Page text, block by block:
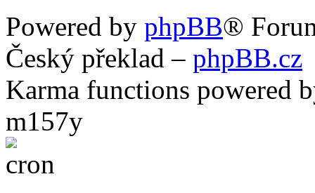
Powered by phpBB®
Český překlad – phpBB.cz
Karma functions powered
m157y